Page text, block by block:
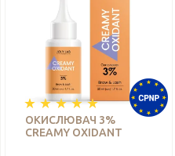
ОКИСЛЮВАЧ 3%
CREAMY OXIDANT